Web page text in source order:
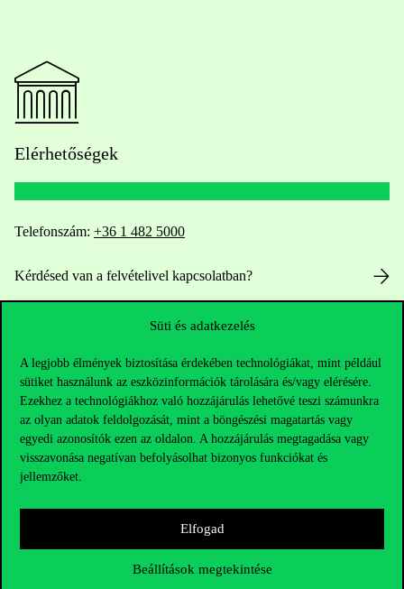
Süti és adatkezelés
A legjobb élmények biztosítása érdekében technológiákat, mint például
sütiket használunk az eszközinformációk tárolására és/vagy elérésére.
Ezekhez a technológiákhoz való hozzájárulás lehetővé teszi számunkra
az olyan adatok feldolgozását, mint a böngészési magatartás vagy
egyedi azonosítók ezen az oldalon. A hozzájárulás megtagadása vagy
visszavonása negatívan befolyásolhat bizonyos funkciókat és
jellemzőket.
Elfogad
Beállítások megtekintése
Elérhetőségek
Telefonszám: +36 1 482 5000
Kérdésed van a felvételivel kapcsolatban?
HUB jelenlegi hallgatóinknak
Sajtó:press@uni-corvinus.hu
Hasznos linkek